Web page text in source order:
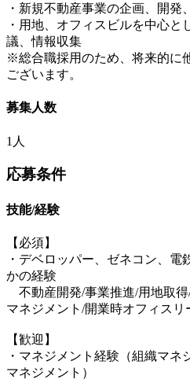
・新規不動産事業の企画、開発
・用地、オフィスビルを中心と
議、情報収集
※総合職採用のため、将来的に
ございます。
募集人数
1人
応募条件
技能/経験
【必須】
・デベロッパー、ゼネコン、
かの経験
不動産開発/事業推進/用地取
マネジメント/開業時オフィスリ
【歓迎】
・マネジメント経験（組織マネ
マネジメント）